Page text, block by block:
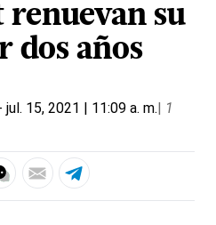
su
dos años
jul. 15, 2021 | 11:09 a. m.| 1